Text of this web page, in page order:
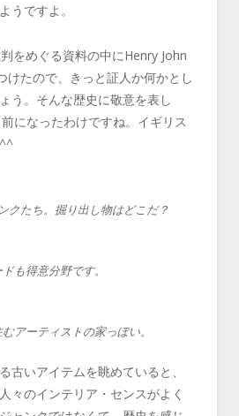
うですよ。
をめぐる資料の中にHenry John
けたので、きっと証人か何かとし
う。そんな歴史に敬意を表し
になったわけですね。イギリス
クたち。掘り出し物はどこだ？
も得意分野です。
アーティストの家っぽい。
古いアイテムを眺めていると、
々のインテリア・センスがよく